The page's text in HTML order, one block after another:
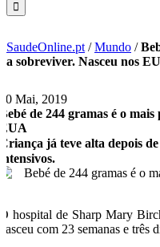
SaudeOnline.pt /Mundo /
a sobreviver. Nasceu nos
30 Mai, 2019
Bebé de 244 gramas é o
EUA
Criança já teve alta depois
intensivos.
O hospital de Sharp Mary
nasceu com 23 semanas e três